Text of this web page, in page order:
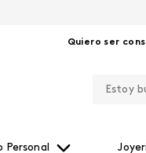
Quiero ser
Personal